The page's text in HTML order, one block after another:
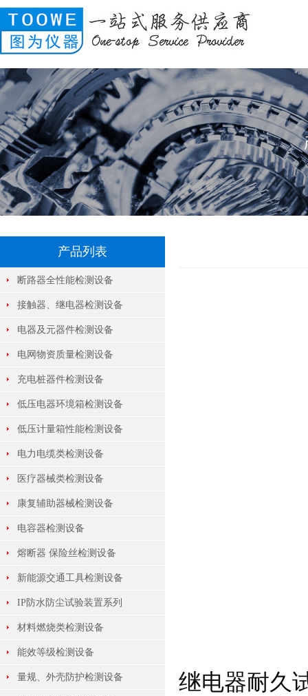
产品列表
断路器全性能检测设备
接触器、继电器检测设备
电器及元器件检测设备
电网物资质量检测设备
充电桩器件检测设备
低压电器环境箱检测设备
低压计量箱性能检测设备
电力电缆类检测设备
医疗器械类检测设备
康复辅助器械检测设备
电容器检测设备
熔断器 保险丝检测设备
新能源交通工具检测设备
IP防水防尘试验装置系列
材料燃烧类检测设备
能效等级检测设备
量规、外壳防护检测设备
继电器耐久